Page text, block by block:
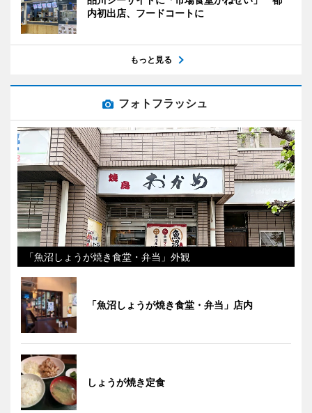
内初出店、フードコートに
もっと見る
フォトフラッシュ
「魚沼しょうが焼き食堂・弁当」外観
「魚沼しょうが焼き食堂・弁当」店内
しょうが焼き定食